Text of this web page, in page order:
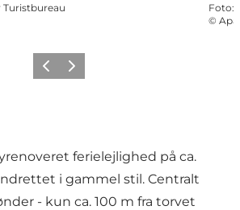
Turistbureau
Foto:
©
ForrigeNæste
ferielejlighed på ca.
i gammel stil. Centralt
- kun ca. 100 m fra torvet